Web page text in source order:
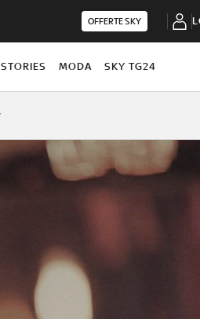
OFFERTE SKY
STORIES MODA SKY TG24